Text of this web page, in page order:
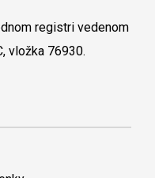
registri vedenom
vložka 76930.